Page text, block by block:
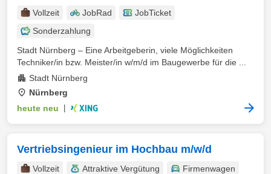
Vollzeit JobRad
JobTicket
Sonderzahlung
Stadt Nürnberg – Eine Arbeitgeberin, viele Möglichkeiten
Techniker/in bzw. Meister/in w/m/d im Baugewerbe für die ...
Stadt Nürnberg
Nürnberg
heute neu
Vertriebsingenieur im Hochbau m/w/d
Vollzeit Attraktive Vergütung
Firmenwagen